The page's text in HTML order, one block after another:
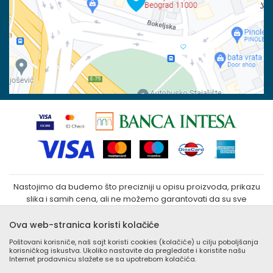
100023031
Matični broj:
07790937
Povraćaj sredstava
Zamena veličine i zamena artikla za drugi
Kako kupiti
Nastojimo da budemo što precizniji u opisu proizvoda, prikazu
slika i samih cena, ali ne možemo garantovati da su sve
su deo naše ponude i ne podrazumeva da su dostupni u
besplatnim pozivom Call Centra na +381 (0) 11 405 9007 / +381
(0) 11 405 9008
Ova web-stranica koristi kolačiće
Poštovani korisniče, naš sajt koristi cookies (kolačiće) u cilju poboljšanja
korisničkog iskustva. Ukoliko nastavite da pregledate i koristite našu
Internet prodavnicu slažete se sa upotrebom kolačića.